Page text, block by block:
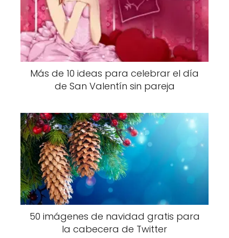
Más de 10 ideas para celebrar el día
de San Valentín sin pareja
50 imágenes de navidad gratis para
la cabecera de Twitter